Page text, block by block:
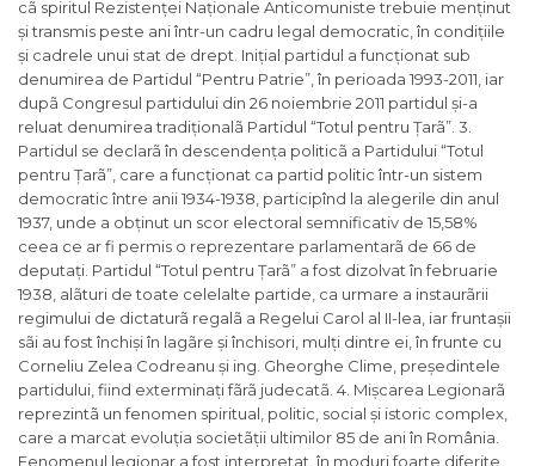
cã spiritul Rezistenței Naționale Anticomuniste trebuie menținut
și transmis peste ani într-un cadru legal democratic, în condițiile
și cadrele unui stat de drept. Inițial partidul a funcționat sub
denumirea de Partidul “Pentru Patrie”, în perioada 1993-2011, iar
dupã Congresul partidului din 26 noiembrie 2011 partidul și-a
reluat denumirea tradiționalã Partidul “Totul pentru Țarã”. 3.
Partidul se declarã în descendența politicã a Partidului “Totul
pentru Țarã”, care a funcționat ca partid politic într-un sistem
democratic între anii 1934-1938, participînd la alegerile din anul
1937, unde a obținut un scor electoral semnificativ de 15,58%
ceea ce ar fi permis o reprezentare parlamentarã de 66 de
deputați. Partidul “Totul pentru Țarã” a fost dizolvat în februarie
1938, alãturi de toate celelalte partide, ca urmare a instaurãrii
regimului de dictaturã regalã a Regelui Carol al II-lea, iar fruntașii
sãi au fost închiși în lagãre și închisori, mulți dintre ei, în frunte cu
Corneliu Zelea Codreanu și ing. Gheorghe Clime, președintele
partidului, fiind exterminați fãrã judecatã. 4. Mișcarea Legionarã
reprezintã un fenomen spiritual, politic, social și istoric complex,
care a marcat evoluția societãții ultimilor 85 de ani în România.
Fenomenul legionar a fost interpretat în moduri foarte diferite